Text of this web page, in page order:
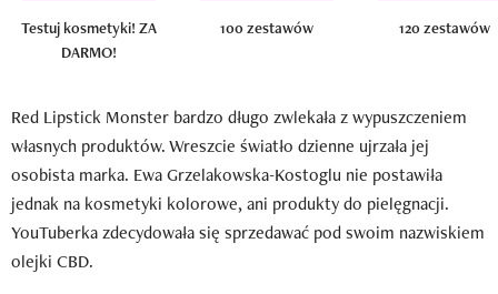
Testuj kosmetyki! ZA
DARMO!
100 zestawów 120 zestawów
Red Lipstick Monster bardzo długo zwlekała z wypuszczeniem
własnych produktów. Wreszcie światło dzienne ujrzała jej
osobista marka. Ewa Grzelakowska-Kostoglu nie postawiła
jednak na kosmetyki kolorowe, ani produkty do pielęgnacji.
YouTuberka zdecydowała się sprzedawać pod swoim nazwiskiem
olejki CBD.